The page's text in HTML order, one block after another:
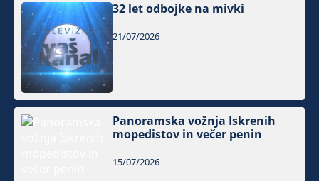
32 let odbojke na mivki
21/07/2026
Panoramska vožnja Iskrenih
mopedistov in večer penin
15/07/2026